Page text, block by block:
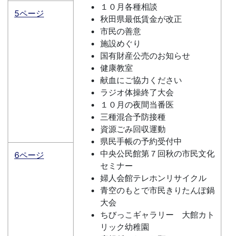
１０月各種相談
秋田県最低賃金が改正
市民の善意
施設めぐり
国有財産公売のお知らせ
健康教室
献血にご協力ください
ラジオ体操終了大会
１０月の夜間当番医
三種混合予防接種
資源ごみ回収運動
県民手帳の予約受付中
中央公民館第７回秋の市民文化
セミナー
婦人会館テレホンリサイクル
青空のもとで市民きりたんぽ鍋
大会
ちびっこギャラリー 大館カト
リック幼稚園
5ページ
6ページ